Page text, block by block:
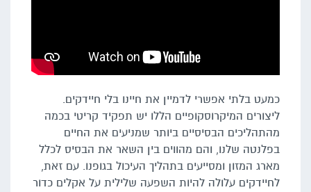
כמעט בלתי אפשרי לדמיין את חיינו בלי חיידקים.
ליצורים המיקרוסקופיים הללו יש תפקיד קריטי בכמה
מהתהליכים הבסיסיים ביותר שמניעים את החיים
בפלנטה שלנו, והם מהווים בין השאר את הבסיס לכלל
מארג המזון ומסייעים בתהליך העיכול בגופנו. עם זאת,
לחיידקים עלולה להיות השפעה שלילית על אקלים כדור